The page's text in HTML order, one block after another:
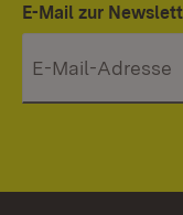
E-Mail zur